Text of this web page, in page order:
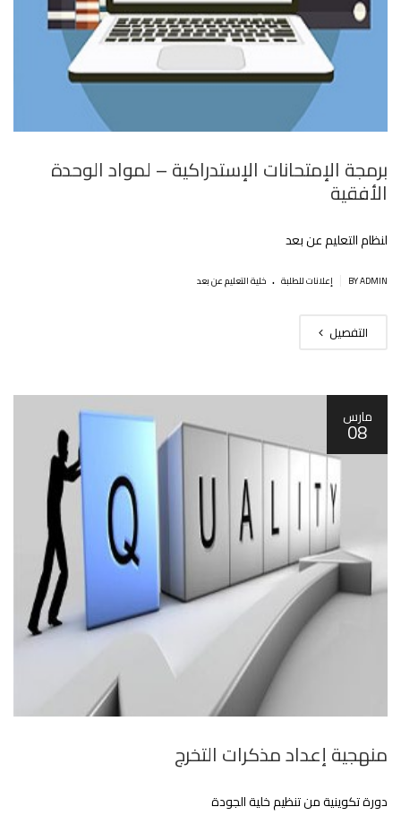
برمجة الإمتحانات الإستدراكية – لمواد الوحدة
الأفقية
لنظام التعليم عن بعد
BY ADMIN إعلانات للطلبة . خلية التعليم عن بعد
التفصيل
مارس
08
منهجية إعداد مذكرات التخرج
دورة تكوينية من تنظيم خلية الجودة